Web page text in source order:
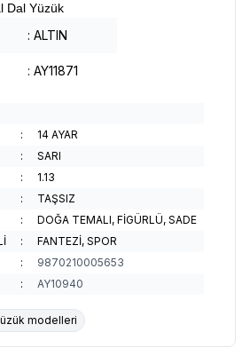
Dal Yüzük
: ALTIN
: AY11871
:
14 AYAR
:
SARI
:
1.13
:
TAŞSIZ
:
DOĞA TEMALI, FİGÜRLÜ, SADE
:
FANTEZİ, SPOR
:
9870210005653
: AY10940
modelleri